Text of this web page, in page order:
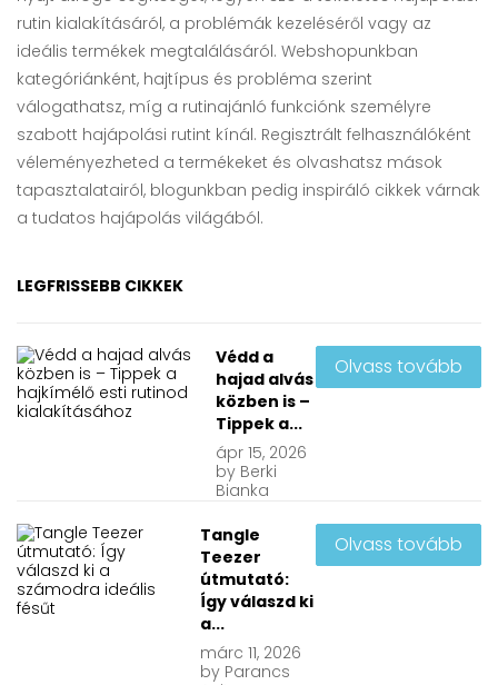
rutin kialakításáról, a problémák kezeléséről vagy az
ideális termékek megtalálásáról. Webshopunkban
kategóriánként, hajtípus és probléma szerint
válogathatsz, míg a rutinajánló funkciónk személyre
szabott hajápolási rutint kínál. Regisztrált felhasználóként
véleményezheted a termékeket és olvashatsz mások
tapasztalatairól, blogunkban pedig inspiráló cikkek várnak
a tudatos hajápolás világából.
LEGFRISSEBB CIKKEK
Védd a
hajad alvás
közben is –
Tippek a...
ápr15, 2026
by Berki
Bianka
Olvass tovább
Tangle
Teezer
útmutató:
Így válaszd ki
a...
márc11, 2026
by Parancs
Olvass tovább